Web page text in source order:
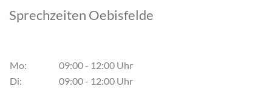
Sprechzeiten Oebisfelde
Mo:
09:00 - 12:00 Uhr
Di:
09:00 - 12:00 Uhr